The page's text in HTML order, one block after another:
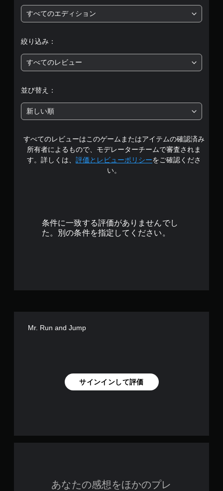
評
は
5
階
中
の
3
すべてのエディション
絞り込み：
すべてのレビュー
並び替え：
新しい順
すべてのレビューはこのゲームまたはアイテムの確認済み
所有者によるもので、モデレーターチームで審査されま
す。詳しくは、 評価とレビューポリシーをご確認くださ
い。
条件に一致する評価がありませんでし
た。別の条件を指定してください。
Mr. Run and Jump
サインインして評価
あなたの感想をほかのプレ